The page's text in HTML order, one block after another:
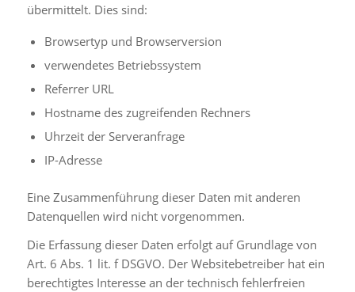
übermittelt. Dies sind:
Browsertyp und Browserversion
verwendetes Betriebssystem
Referrer URL
Hostname des zugreifenden Rechners
Uhrzeit der Serveranfrage
IP-Adresse
Eine Zusammenführung dieser Daten mit anderen
Datenquellen wird nicht vorgenommen.
Die Erfassung dieser Daten erfolgt auf Grundlage von
Art. 6 Abs. 1 lit. f DSGVO. Der Websitebetreiber hat ein
berechtigtes Interesse an der technisch fehlerfreien